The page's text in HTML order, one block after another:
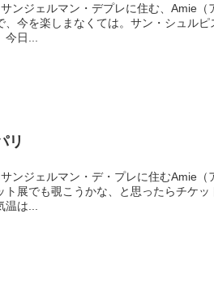
ンジェルマン・デプレに住む、Amie
、今を楽しまなくては。サン・シュル
日...
リ
ンジェルマン・デ・プレに住むAmie
ト展でも覗こうかな、と思ったらチケ
は...